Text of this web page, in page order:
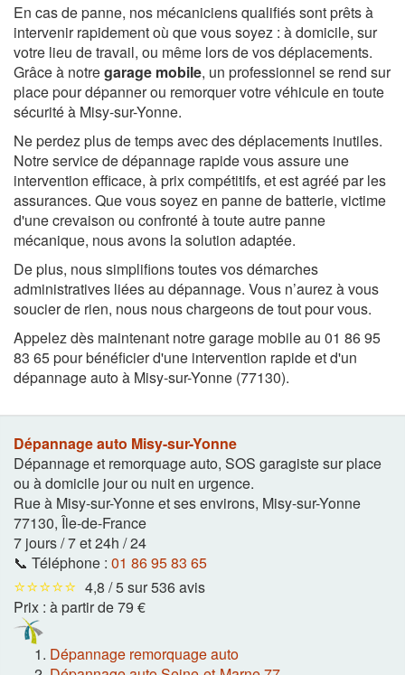
En cas de panne, nos mécaniciens qualifiés sont prêts à
intervenir rapidement où que vous soyez : à domicile, sur
votre lieu de travail, ou même lors de vos déplacements.
Grâce à notregarage mobile, un professionnel se rend sur
place pour dépanner ou remorquer votre véhicule en toute
sécurité à Misy-sur-Yonne.
Ne perdez plus de temps avec des déplacements inutiles.
Notre service de dépannage rapide vous assure une
intervention efficace, à prix compétitifs, et est agréé par les
assurances. Que vous soyez en panne de batterie, victime
d'une crevaison ou confronté à toute autre panne
mécanique, nous avons la solution adaptée.
De plus, nous simplifions toutes vos démarches
administratives liées au dépannage. Vous n’aurez à vous
soucier de rien, nous nous chargeons de tout pour vous.
Appelez dès maintenant notre garage mobile au 01 86 95
83 65 pour bénéficier d'une intervention rapide et d'un
dépannage auto à Misy-sur-Yonne (77130).
Dépannage auto Misy-sur-Yonne
Dépannage et remorquage auto, SOS garagiste sur place
ou à domicile jour ou nuit en urgence.
Rue à Misy-sur-Yonne et ses environs, Misy-sur-Yonne
77130, Île-de-France
7 jours / 7 et 24h / 24
📞 Téléphone : 01 86 95 83 65
⭐⭐⭐⭐⭐ 4,8 / 5 sur 536 avis
Prix : à partir de 79 €
Dépannage remorquage auto